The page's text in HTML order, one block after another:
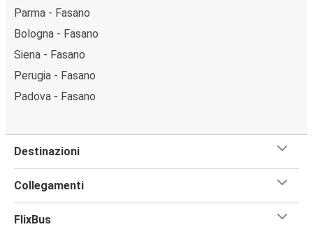
Parma - Fasano
Bologna - Fasano
Siena - Fasano
Perugia - Fasano
Padova - Fasano
Destinazioni
Collegamenti
FlixBus